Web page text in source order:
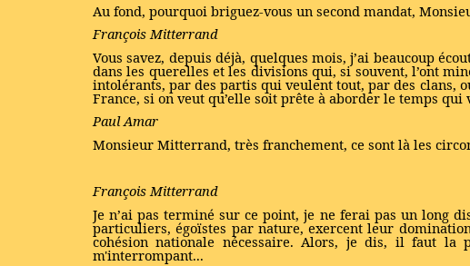
Au fond, pourquoi briguez-vous un second mandat,
François Mitterrand
Vous savez, depuis déjà, quelques mois, j’ai beaucoup
dans les querelles et les divisions qui, si souvent, l’ont
intolérants, par des partis qui veulent tout, par des clans,
France, si on veut qu’elle soit prête à aborder le temps qui
Paul Amar
Monsieur Mitterrand, très franchement, ce sont là les
François Mitterrand
Je n’ai pas terminé sur ce point, je ne ferai pas un long
particuliers, égoïstes par nature, exercent leur
cohésion nationale nécessaire. Alors, je dis, il faut
m'interrompant...